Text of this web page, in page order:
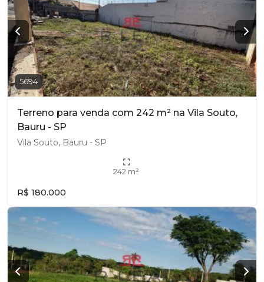
5694
Terreno para venda com 242 m² na Vila Souto,
Bauru - SP
Vila Souto, Bauru - SP
242 m²
R$ 180.000